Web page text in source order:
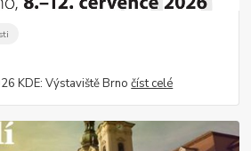
KDE: Výstaviště Brnočíst celé